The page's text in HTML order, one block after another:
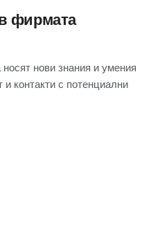
фирмата
нови знания и умения
и контакти с потенциални